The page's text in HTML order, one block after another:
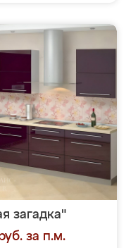
загадка"
за п.м.